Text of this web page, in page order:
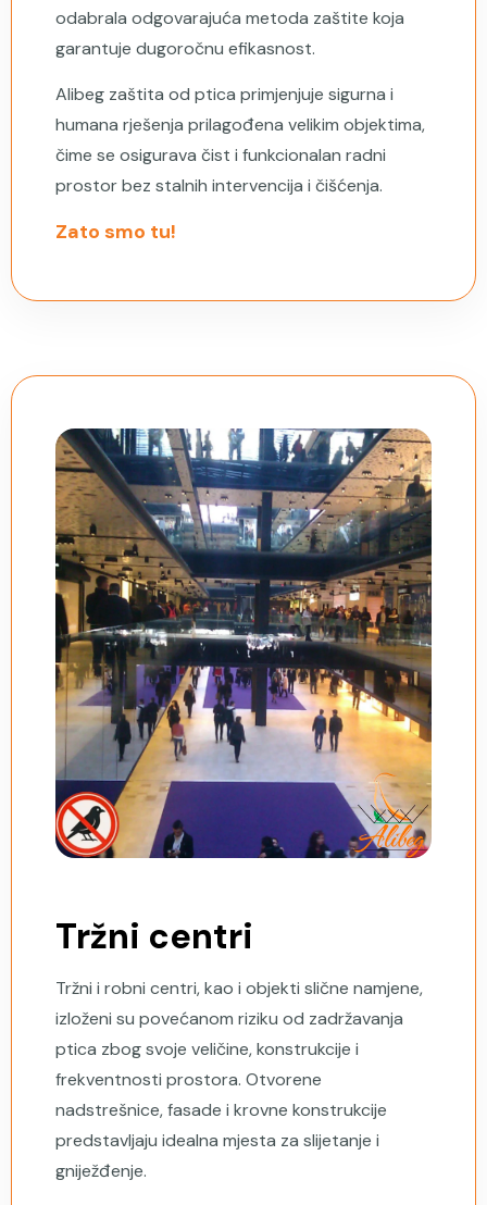
odabrala odgovarajuća metoda zaštite koja
garantuje dugoročnu efikasnost.
Alibeg zaštita od ptica primjenjuje sigurna i
humana rješenja prilagođena velikim objektima,
čime se osigurava čist i funkcionalan radni
prostor bez stalnih intervencija i čišćenja.
Zato smo tu!
Tržni centri
Tržni i robni centri, kao i objekti slične namjene,
izloženi su povećanom riziku od zadržavanja
ptica zbog svoje veličine, konstrukcije i
frekventnosti prostora. Otvorene
nadstrešnice, fasade i krovne konstrukcije
predstavljaju idealna mjesta za slijetanje i
gniježđenje.